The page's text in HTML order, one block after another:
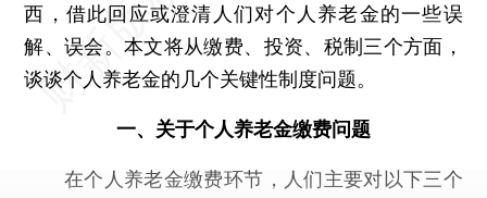
西，借此回应或澄清人们对个人养老金的一些误
解、误会。本文将从缴费、投资、税制三个方面，
谈谈个人养老金的几个关键性制度问题。
一、关于个人养老金缴费问题
在个人养老金缴费环节，人们主要对以下三个